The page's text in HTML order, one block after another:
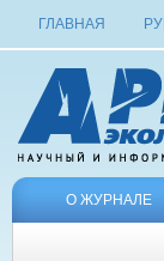
ГЛАВНАЯ
О ЖУРНАЛЕ